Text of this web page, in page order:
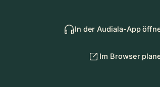
In der Audiala-App
Im Browser